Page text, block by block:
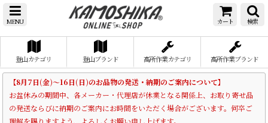
MENU カート 検索
登山カテゴリ 登山ブランド 高所作業カテゴリ 高所作業ブランド
【8月7日(金)～16日(日)のお品物の発送・納期のご案内について】
お盆休みの期間中、各メーカー・代理店が休業となる関係上、お取り寄せ品
の発送ならびに納期のご案内にお時間をいただく場合がございます。何卒ご
理解を賜りますよう、よろしくお願い申し上げます。